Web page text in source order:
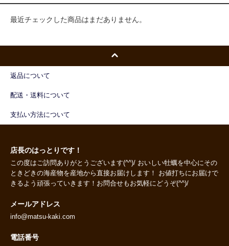
最近チェックした商品はまだありません。
返品について
配送・送料について
支払い方法について
店長のはっとりです！
この度はご訪問ありがとうございます(^^)/ おいしい牡蠣を中心にその
ときどきの海産物を産地から直接お届けします！ お値打ちにお届けで
きるよう頑張っていきます！お問合せもお気軽にどうぞ(^^)/
メールアドレス
info@matsu-kaki.com
電話番号